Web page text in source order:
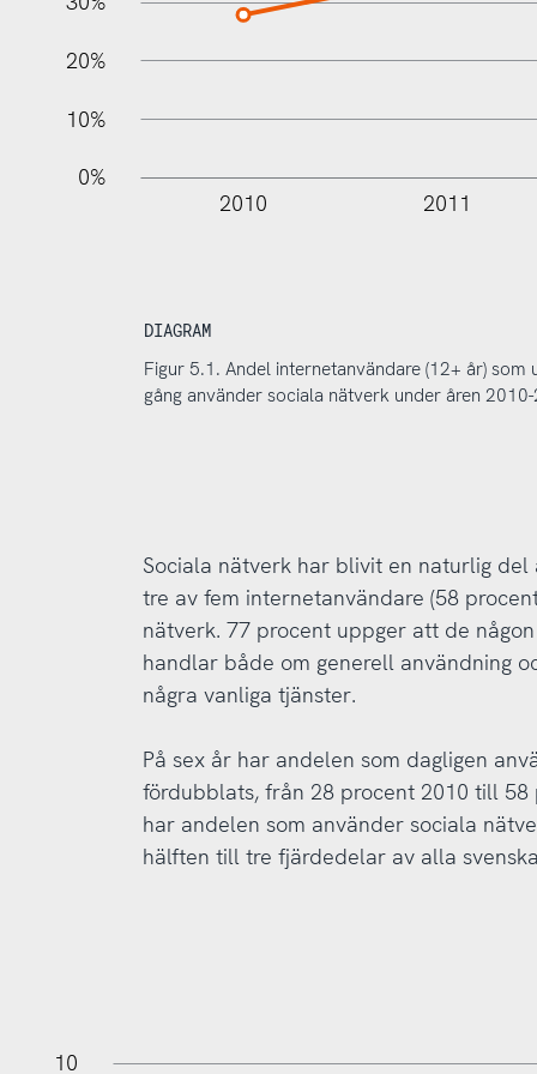
20%
10%
0%
2010 2011
DIAGRAM
Figur 5.1. Andel internetanvändare (12+ år)
gång använder sociala nätverk under åren
Sociala nätverk har blivit en naturlig
tre av fem internetanvändare (58
nätverk. 77 procent uppger att de
handlar både om generell användning
några vanliga tjänster.
På sex år har andelen som dagligen
fördubblats, från 28 procent 2010 till 58
har andelen som använder sociala
hälften till tre fjärdedelar av alla
10